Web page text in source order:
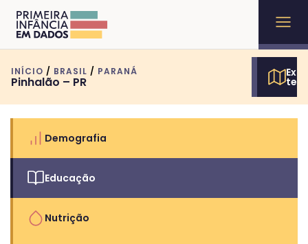
INÍCIO / BRASIL / PARANÁ
Pinhalão – PR
Demografia
Educação
Nutrição